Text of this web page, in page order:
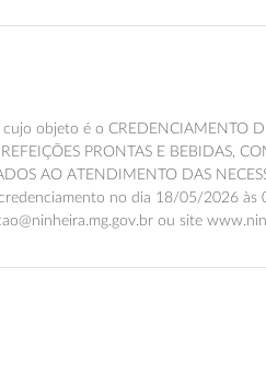
cujo objeto é o CREDENCIAMENTO
PRONTAS E BEBIDAS,
AO ATENDIMENTO DAS
no dia 18/05/2026 às
ou site